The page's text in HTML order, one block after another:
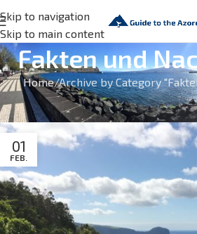
Skip to navigation
Skip to main content
Fakten und
Home Archive by Category
Beiträge über Fakten und
01
FEB.